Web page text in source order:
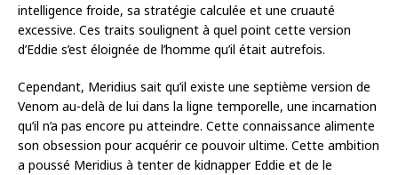
intelligence froide, sa stratégie calculée et une cruauté
excessive. Ces traits soulignent à quel point cette version
d’Eddie s’est éloignée de l’homme qu’il était autrefois.
Cependant, Meridius sait qu’il existe une septième version de
Venom au-delà de lui dans la ligne temporelle, une incarnation
qu’il n’a pas encore pu atteindre. Cette connaissance alimente
son obsession pour acquérir ce pouvoir ultime. Cette ambition
a poussé Meridius à tenter de kidnapper Eddie et de le